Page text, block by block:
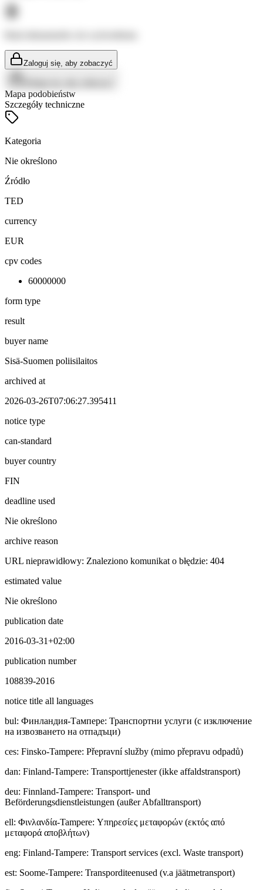
Zaloguj się, aby zobaczyć
Mapa podobieństw
Szczegóły techniczne
Kategoria
Nie określono
Źródło
TED
currency
EUR
cpv codes
60000000
form type
result
buyer name
Sisä-Suomen poliisilaitos
archived at
2026-03-26T07:06:27.395411
notice type
can-standard
buyer country
FIN
deadline used
Nie określono
archive reason
URL nieprawidłowy: Znaleziono komunikat o błędzie: 404
estimated value
Nie określono
publication date
2016-03-31+02:00
publication number
108839-2016
notice title all languages
bul: Финлaндия-Тампере: Транспортни услуги (с изключение
на извозването на отпадъци)
ces: Finsko-Tampere: Přepravní služby (mimo přepravu odpadů)
dan: Finland-Tampere: Transporttjenester (ikke affaldstransport)
deu: Finnland-Tampere: Transport- und
Beförderungsdienstleistungen (außer Abfalltransport)
ell: Φινλανδία-Tampere: Υπηρεσίες μεταφορών (εκτός από
μεταφορά αποβλήτων)
eng: Finland-Tampere: Transport services (excl. Waste transport)
est: Soome-Tampere: Transporditeenused (v.a jäätmetransport)